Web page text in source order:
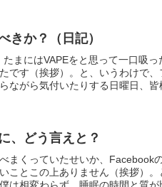
きか？（日記）
まにはVAPEをと思って一口吸
です（挨拶）。と、いうわけで、
ながら気付いたりする日曜日、皆
、どう言えと？
まくっていたせいか、Facebook
ことこの上ありません（挨拶）